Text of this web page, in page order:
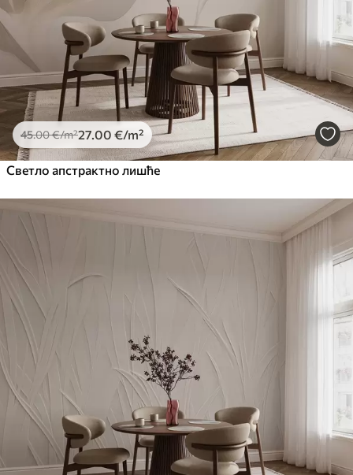
Premium Vinil
65 39.00 €/m²
Peel and Stick
81.6749.00€/m²
45.00€/m²27 .00 €/m²
Светло апстрактно лишће